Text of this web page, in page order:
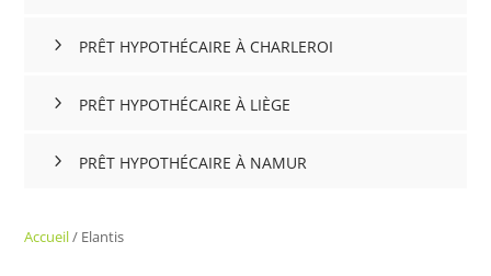
PRÊT HYPOTHÉCAIRE À CHARLEROI
PRÊT HYPOTHÉCAIRE À LIÈGE
PRÊT HYPOTHÉCAIRE À NAMUR
Accueil/ Elantis